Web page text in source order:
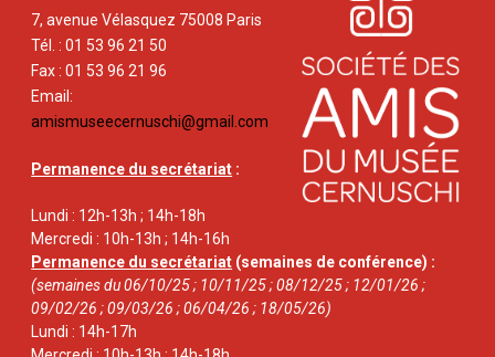
7, avenue Vélasquez 75008 Paris
Tél. : 01 53 96 21 50
Fax : 01 53 96 21 96
Email:
amismuseecernuschi@gmail.com
Permanence du secrétariat :
Lundi : 12h-13h ; 14h-18h
Mercredi : 10h-13h ; 14h-16h
Permanence du secrétariat (semaines de conférence) :
(semaines du 06/10/25 ; 10/11/25 ; 08/12/25 ; 12/01/26 ;
09/02/26 ; 09/03/26 ; 06/04/26 ; 18/05/26)
Lundi : 14h-17h